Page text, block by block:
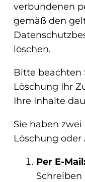
verbundenen
gemäß den
löschen.
Bitte beachten
Löschung Ihr
Ihre Inhalte
Sie haben
Löschung
Per E-Mail:
Schreiben